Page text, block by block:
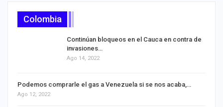
Colombia
Continúan bloqueos en el Cauca en contra de
invasiones…
Ago 14, 2022
Podemos comprarle el gas a Venezuela si se nos acaba,…
Ago 12, 2022